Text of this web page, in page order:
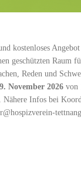
kostenloses
geschützten Raum
Reden und
November 2026 von
Nähere Infos bei